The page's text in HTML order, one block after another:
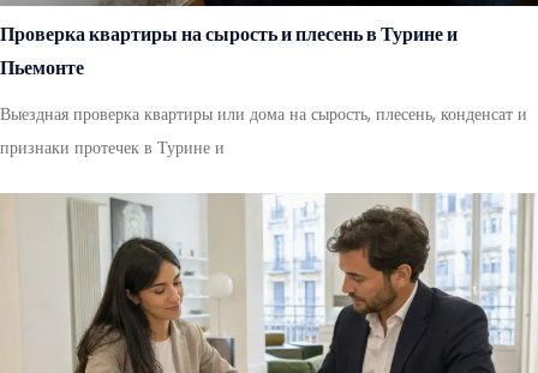
Проверка квартиры на сырость и плесень в Турине и
Пьемонте
Выездная проверка квартиры или дома на сырость, плесень, конденсат и
признаки протечек в Турине и